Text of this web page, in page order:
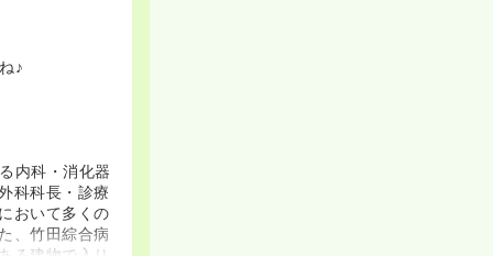
♪
内科・消化器
科科長・診療
おいて多くの
、竹田綜合病